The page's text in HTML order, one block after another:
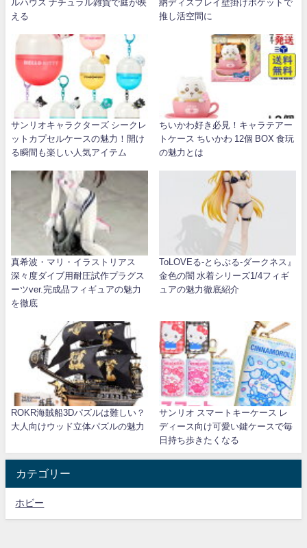
ルハウス ナチュラル雑貨で庭が映
える
納ディスプレイ壁掛けポケットで
推し活空間に
サンリオキャラクターズ シークレ
ットカプセルケースの魅力！開け
る瞬間も楽しい人気アイテム
ちいかわ好き必見！キャラテアー
トケース ちいかわ 12個 BOX 食玩
の魅力とは
真希波・マリ・イラストリアス
深々度ダイブ用耐圧試作プラグス
ーツver.完成品フィギュアの魅力
を徹底
ToLOVEる-とらぶる-ダークネス』
金色の闇 水着シリーズ1/4フィギ
ュアの魅力徹底紹介
ROKR海賊船3Dパズルは難しい？
大人向けウッド立体パズルの魅力
サンリオ スマートキーケース レ
ディース向け可愛い鍵ケースで毎
日持ち歩きたくなる
カテゴリー
ホビー